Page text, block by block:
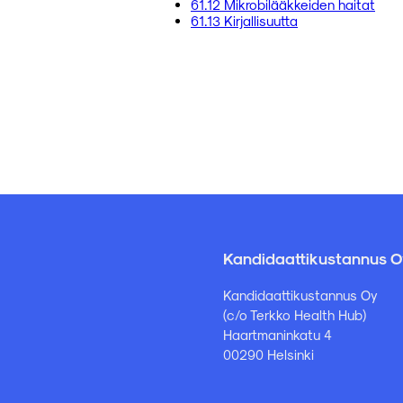
61.12 Mikrobilääkkeiden haitat
61.13 Kirjallisuutta
Kandidaattikustannus
Kandidaattikustannus Oy
(c/o Terkko Health Hub)
Haartmaninkatu 4
00290 Helsinki